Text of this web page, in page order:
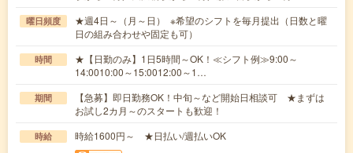
曜日頻度
★週4日～（月～日） ※希望のシフトを毎月提出（日数と曜
日の組み合わせや固定も可）
時間
★【日勤のみ】1日5時間～OK！≪シフト例≫9:00～
14:0010:00～15:0012:00～1…
期間
【急募】即日勤務OK！中旬～など開始日相談可 ★まずは
お試し2カ月～のスタートも歓迎！
時給 時給1600円～ ★日払い/週払いOK